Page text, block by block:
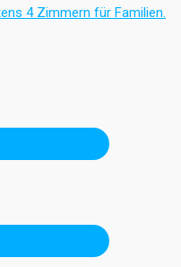
4 Zimmern für Familien.